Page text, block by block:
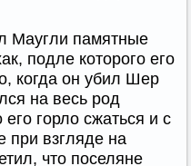
Маугли памятные
подле которого его
когда он убил Шер
на весь род
горло сжаться и с
при взгляде на
что поселяне